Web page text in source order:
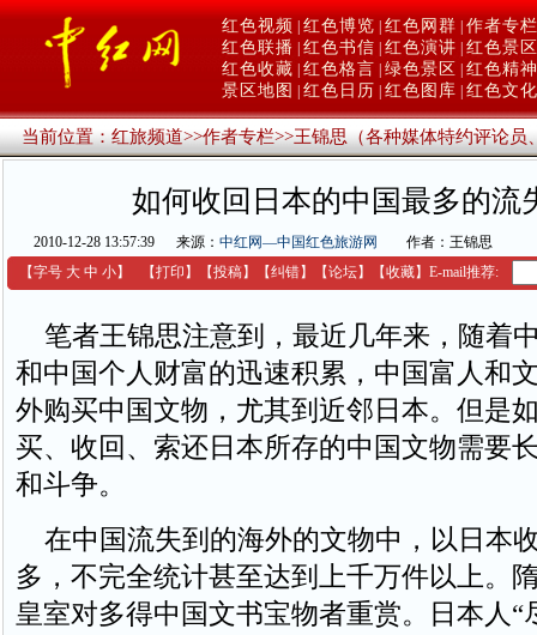
红色视频 红色博览 红色网群 作者专栏
红色联播 红色书信 红色演讲 红色景区
红色收藏 红色格言 绿色景区
红色精神
景区地图
红色日历 红色图库 红色文化
当前位置：红旅频道>>作者专栏>>王锦思（各种媒体特约评论员
如何收回日本的中国最多的流
2010-12-28 13:57:39 来源： 中红网—中国红色旅游网
作者：王锦思
【字号 大 中 小】 【打印 】 【投稿】 【纠错】 【论坛】 【收藏】 E-mail推荐:
笔者王锦思注意到，最近几年来，随着
和中国个人财富的迅速积累，中国富人和
外购买中国文物，尤其到近邻日本。但是
买、收回、索还日本所存的中国文物需要
和斗争。
在中国流失到的海外的文物中，以日本
多，不完全统计甚至达到上千万件以上。
皇室对多得中国文书宝物者重赏。日本人“